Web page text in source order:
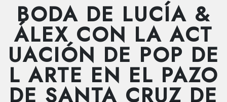
BODA DE LUCÍA &
ÁLEX CON LA ACT
UACIÓN DE POP DE
L ARTE EN EL PAZO
DE SANTA CRUZ DE